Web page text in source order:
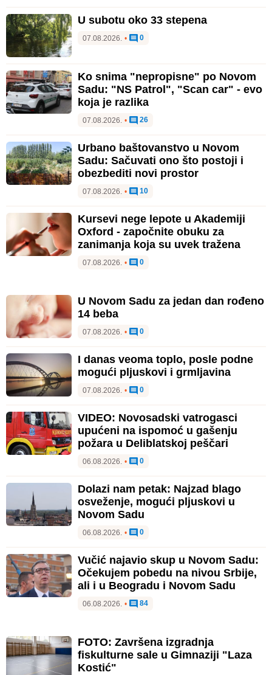
U subotu oko 33 stepena
07.08.2026. • 0
Ko snima "nepropisne" po Novom
Sadu: "NS Patrol", "Scan car" - evo
koja je razlika
07.08.2026. • 26
Urbano baštovanstvo u Novom
Sadu: Sačuvati ono što postoji i
obezbediti novi prostor
07.08.2026. • 10
Kursevi nege lepote u Akademiji
Oxford - započnite obuku za
zanimanja koja su uvek tražena
07.08.2026. • 0
U Novom Sadu za jedan dan rođeno
14 beba
07.08.2026. • 0
I danas veoma toplo, posle podne
mogući pljuskovi i grmljavina
07.08.2026. • 0
VIDEO: Novosadski vatrogasci
upućeni na ispomoć u gašenju
požara u Deliblatskoj peščari
06.08.2026. • 0
Dolazi nam petak: Najzad blago
osveženje, mogući pljuskovi u
Novom Sadu
06.08.2026. • 0
Vučić najavio skup u Novom Sadu:
Očekujem pobedu na nivou Srbije,
ali i u Beogradu i Novom Sadu
06.08.2026. • 84
FOTO: Završena izgradnja
fiskulturne sale u Gimnaziji "Laza
Kostić"